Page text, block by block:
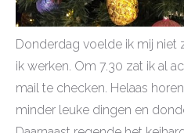
Donderdag voelde ik mij niet
ik werken. Om 7.30 zat ik al
mail te checken. Helaas
minder leuke dingen en